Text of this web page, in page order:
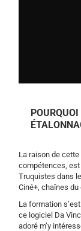
La raison de
compétences, est
Truquistes dans
Ciné+, chaînes du
La formation
ce logiciel Da
adoré m’y